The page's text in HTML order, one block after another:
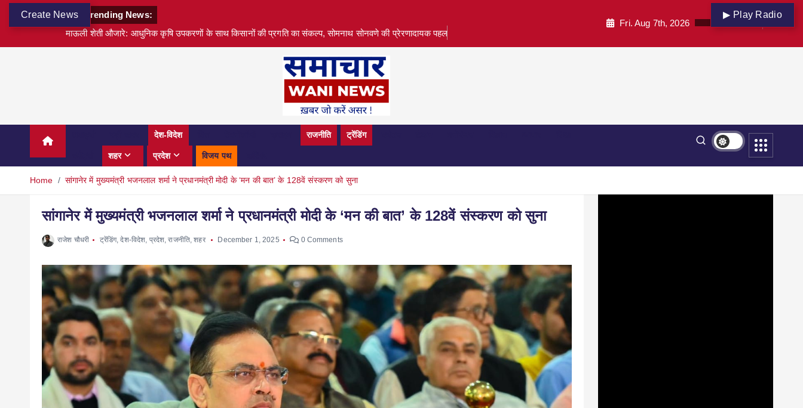
Create News ▶ Play Radio
Trending News:
माऊली शेती औजारे: आधुनिक कृषि उपकरणों के साथ किसानों की प्रगति का संकल्प, सोमनाथ सोनवणे की प्रेरणादायक पहल
Fri. Aug 7th, 2026
देश-विदेश राजनीति ट्रेंडिंग
शहर प्रदेश विजय पथ
Home सांगानेर में मुख्यमंत्री भजनलाल शर्मा ने प्रधानमंत्री मोदी के ‘मन की बात’ के 128वें संस्करण को सुना
सांगानेर में मुख्यमंत्री भजनलाल शर्मा ने प्रधानमंत्री मोदी के ‘मन की बात’ के 128वें संस्करण को सुना
राजेश चौधरी ट्रेंडिंग,देश-विदेश, प्रदेश,राजनीति,शहर December 1, 2025 0 Comments